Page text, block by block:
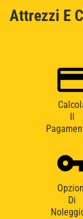
Attrezzi E
Di